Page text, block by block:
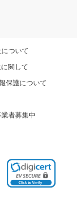
ついて
関して
保護について
者募集中